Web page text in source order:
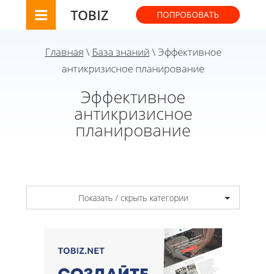
TOBIZ ПОПРОБОВАТЬ
Главная \ База знаний \ Эффективное
антикризисное планирование
Эффективное
антикризисное
планирование
Показать / скрыть категории